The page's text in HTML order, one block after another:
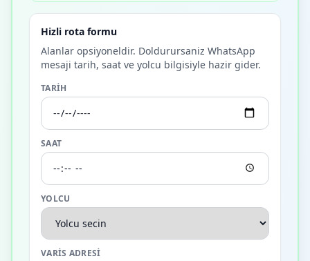
Hizli rota formu
Alanlar opsiyoneldir. Doldurursaniz WhatsApp
mesaji tarih, saat ve yolcu bilgisiyle hazir gider.
TARIH
SAAT
YOLCU
VARIS ADRESI